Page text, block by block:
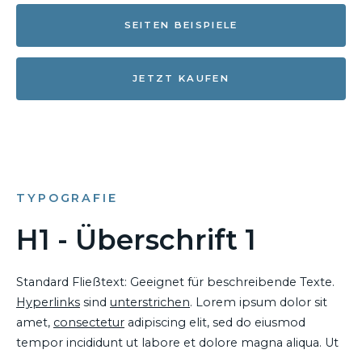
SEITEN BEISPIELE
JETZT KAUFEN
TYPOGRAFIE
H1 - Überschrift 1
Standard Fließtext: Geeignet für beschreibende Texte.
Hyperlinks sind unterstrichen. Lorem ipsum dolor sit
amet, consectetur adipiscing elit, sed do eiusmod
tempor incididunt ut labore et dolore magna aliqua. Ut